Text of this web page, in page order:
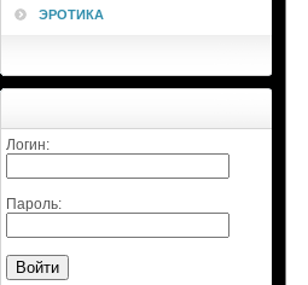
ЭРОТИКА
Логин:
Пароль: